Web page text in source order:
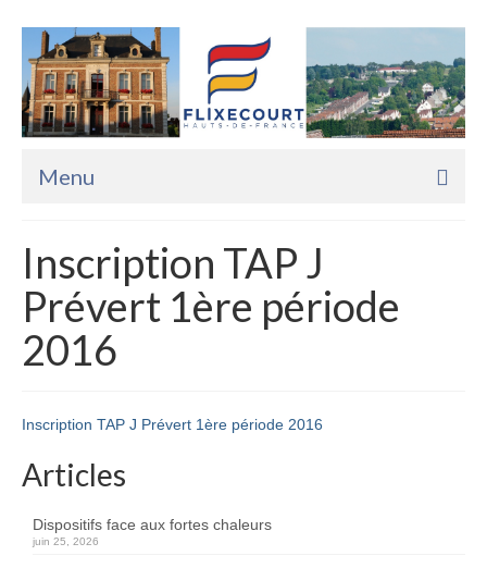
Menu
La Mairie
Vie Pratique
Services
Inscription TAP J
Prévert 1ère période
2016
Inscription TAP J Prévert 1ère période 2016
Articles
Dispositifs face aux fortes chaleurs
juin 25, 2026